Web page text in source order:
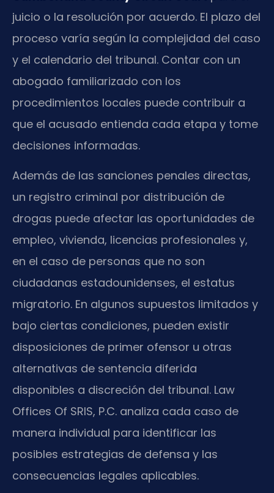
juicio o la resolución por acuerdo. El plazo del
proceso varía según la complejidad del caso
y el calendario del tribunal. Contar con un
abogado familiarizado con los
procedimientos locales puede contribuir a
que el acusado entienda cada etapa y tome
decisiones informadas.
Además de las sanciones penales directas,
un registro criminal por distribución de
drogas puede afectar las oportunidades de
empleo, vivienda, licencias profesionales y,
en el caso de personas que no son
ciudadanas estadounidenses, el estatus
migratorio. En algunos supuestos limitados y
bajo ciertas condiciones, pueden existir
disposiciones de primer ofensor u otras
alternativas de sentencia diferida
disponibles a discreción del tribunal. Law
Offices Of SRIS, P.C. analiza cada caso de
manera individual para identificar las
posibles estrategias de defensa y las
consecuencias legales aplicables.